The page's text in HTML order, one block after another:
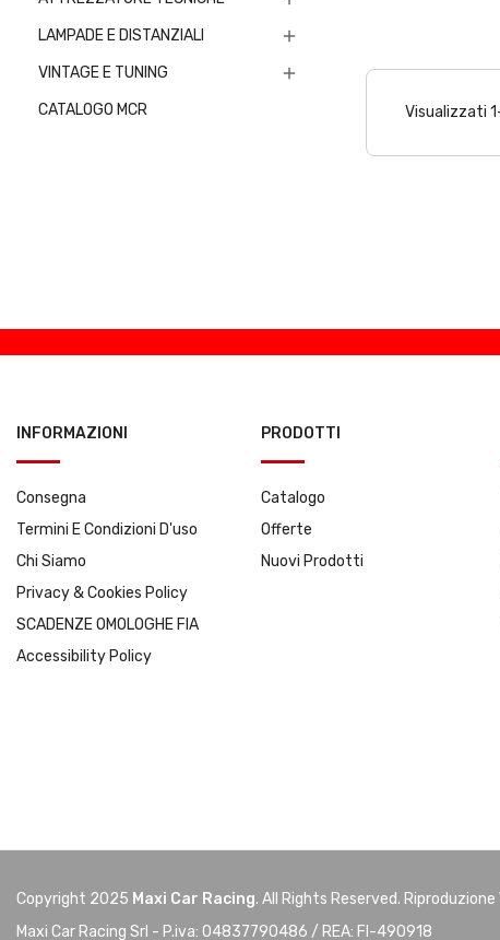
LAMPADE E DISTANZIALI 
VINTAGE E TUNING 
CATALOGO MCR Visualizzati
INFORMAZIONI
Consegna
Termini E Condizioni D'uso
Chi Siamo
Privacy & Cookies Policy
SCADENZE OMOLOGHE FIA
Accessibility Policy
PRODOTTI
Catalogo
Offerte
Nuovi Prodotti
Copyright 2025 Maxi Car Racing. All Rights Reserved. Riproduzione
Maxi Car Racing Srl - P.iva: 04837790486 / REA: FI-490918